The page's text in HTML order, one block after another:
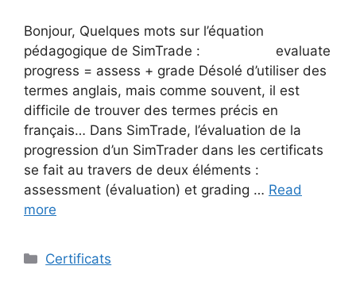
Bonjour, Quelques mots sur l’équation
pédagogique de SimTrade : evaluate
progress = assess + grade Désolé d’utiliser des
termes anglais, mais comme souvent, il est
difficile de trouver des termes précis en
français… Dans SimTrade, l’évaluation de la
progression d’un SimTrader dans les certificats
se fait au travers de deux éléments :
assessment (évaluation) et grading … Read
more
Categories
Certificats